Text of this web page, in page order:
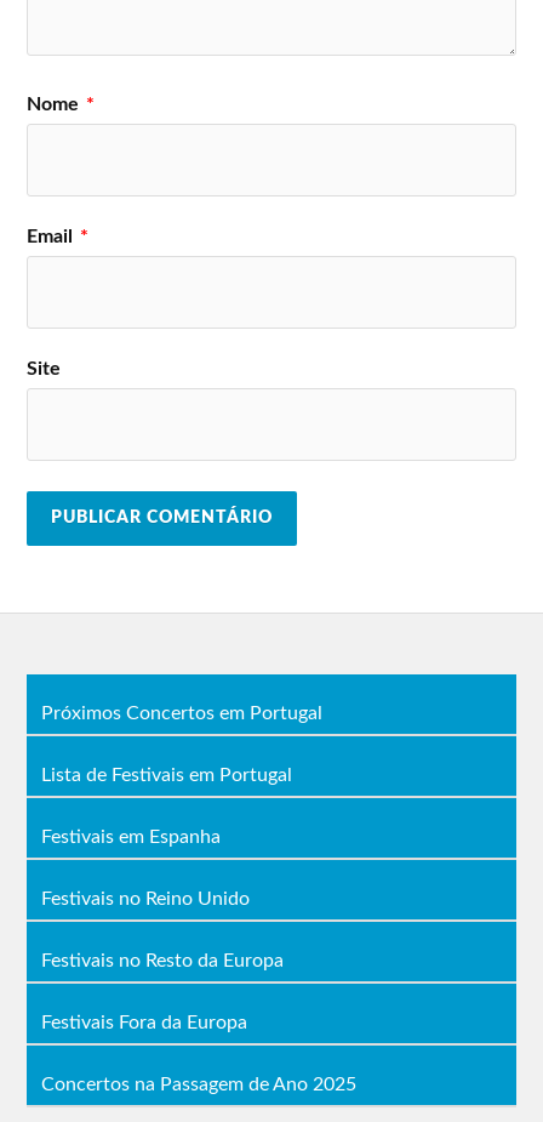
Nome *
Email *
Site
Próximos Concertos em Portugal
Lista de Festivais em Portugal
Festivais em Espanha
Festivais no Reino Unido
Festivais no Resto da Europa
Festivais Fora da Europa
Concertos na Passagem de Ano 2025